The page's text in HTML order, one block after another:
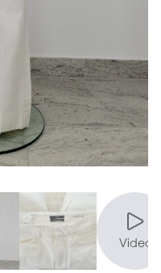
Video